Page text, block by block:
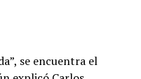
se encuentra el